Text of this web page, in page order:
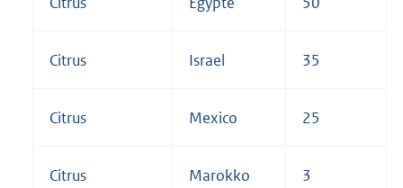
Citrus Israel 35
Citrus Mexico 25
Citrus Marokko 3